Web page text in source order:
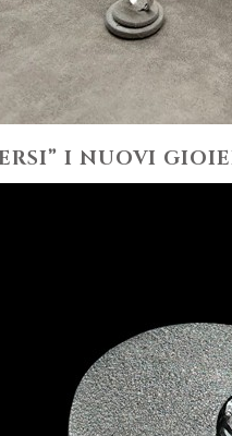
I NUOVI